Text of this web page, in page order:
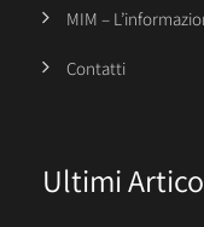
MIM –
Contatti
Ultimi